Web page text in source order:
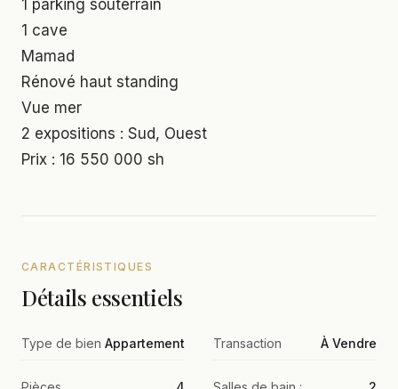
1 parking souterrain
1 cave
Mamad
Rénové haut standing
Vue mer
2 expositions : Sud, Ouest
Prix : 16 550 000 sh
CARACTÉRISTIQUES
Détails essentiels
Type de bien Appartement Transaction À Vendre